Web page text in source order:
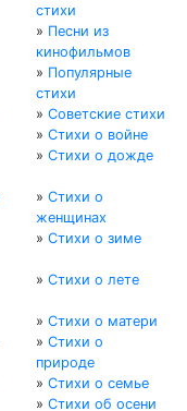
стихи
» Песни из
кинофильмов
» Популярные
стихи
» Советские стихи
» Стихи о войне
» Стихи о дожде
» Стихи о
женщинах
» Стихи о зиме
» Стихи о лете
» Стихи о матери
» Стихи о
природе
» Стихи о семье
» Стихи об осени